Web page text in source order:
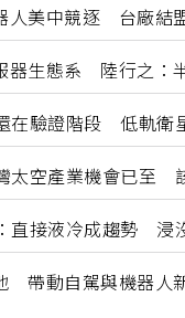
人美中競逐 台廠結
器生態系 陸行之：
在驗證階段 低軌衛
太空產業機會已至
直接液冷成趨勢 浸
帶動自駕與機器人